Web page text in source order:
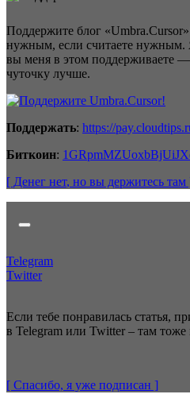
Поддержите блог
нужным, если считаете нужным.
вы меня в этом поддерживаете
чуточку лучше.
Поддержать: https://
Биткоин:
[ Денег нет, но вы держитесь там
Telegram
Twitter
Если тебе понравилась статья,
в Telegram или Twitter – там тоже
[ Спасибо, я уже подписан ]